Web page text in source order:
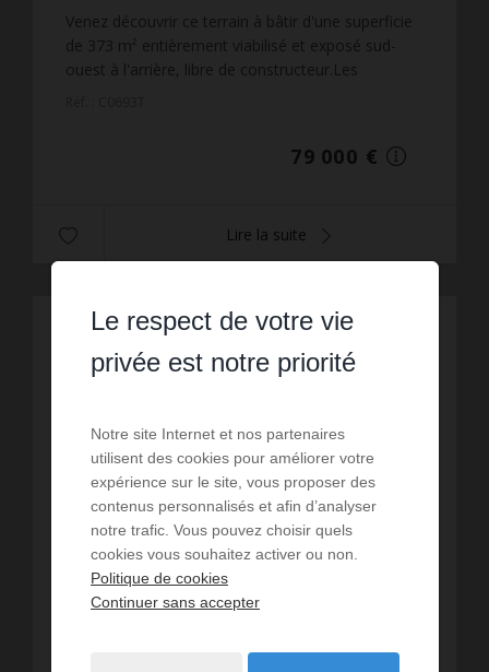
211,8 €
Venez découvrir ce terrain à bâtir d'une superficie
de 373 m² entièrement viabilisé et exposé sud-
ouest à l'arrière, libre de constructeur.Les
79 000 €
Lire la suite
Le respect de votre vie
privée est notre priorité
Notre site Internet et nos partenaires
utilisent des cookies pour améliorer votre
expérience sur le site, vous proposer des
contenus personnalisés et afin d’analyser
notre trafic. Vous pouvez choisir quels
cookies vous souhaitez activer ou non.
Politique de cookies
Continuer sans accepter